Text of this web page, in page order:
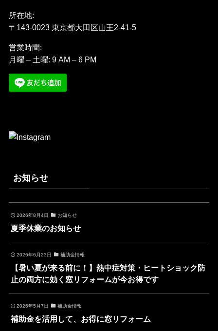
所在地:
〒143-0023 東京都大田区山王2-41-5
営業時間:
月曜 – 土曜: 9 AM – 6 PM
お知らせ
2026年8月4日 お知らせ
夏季休業のお知らせ
2026年6月23日 補助金情報
【暑い夏が来る前に！】熱中症対策・ヒートショック防
止の両方に効く窓リフォームが今お得です
2026年5月7日 補助金情報
補助金を活用して、お得に窓リフォーム